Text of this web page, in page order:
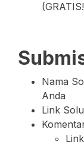
Nama
Anda
Link